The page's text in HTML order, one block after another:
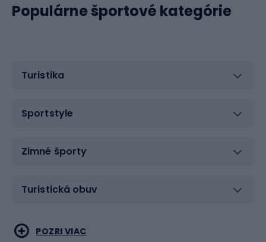
Populárne športové kategórie
Turistika
Sportstyle
Zimné športy
Turistická obuv
Vodné športy
Bojové umenia
POZRI VIAC